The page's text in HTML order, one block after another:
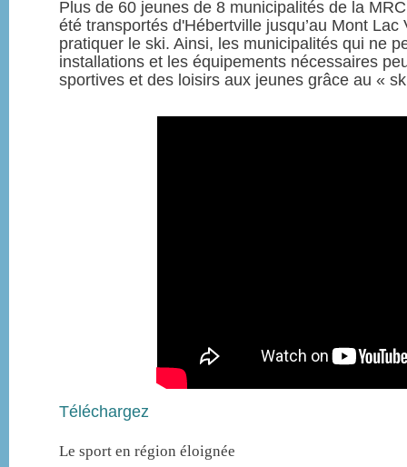
Plus de 60 jeunes de 8 municipalités de la
été transportés d'Hébertville jusqu’au Mont Lac
pratiquer le ski. Ainsi, les municipalités qui ne
installations et les équipements nécessaires
sportives et des loisirs aux jeunes grâce au «
Téléchargez
Le sport en région éloignée